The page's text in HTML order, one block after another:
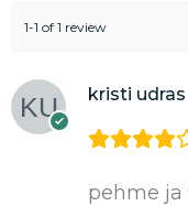
1-1 of 1 review
kristi udras
pehme ja